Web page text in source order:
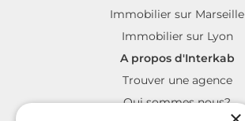
Immobilier sur Marseille
Immobilier sur Lyon
A propos d'Interkab
Trouver une agence
Qui sommes nous?